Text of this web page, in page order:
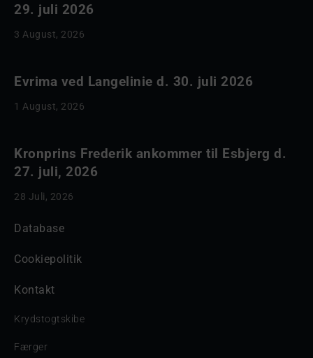
29. juli 2026
3 August, 2026
Evrima ved Langelinie d. 30. juli 2026
1 August, 2026
Kronprins Frederik ankommer til Esbjerg d.
27. juli, 2026
28 Juli, 2026
Database
Cookiepolitik
Kontakt
Krydstogtskibe
Færger